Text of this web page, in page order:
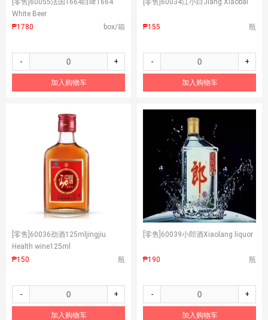
[零售] 60055法国1664白啤1664
White Beer
₱1780
box/箱
- +
加入购物车
[零售] 60034江小白Jiang Xiaobai
₱155 瓶
- +
加入购物车
[零售] 60036劲酒125mljingjiu
Health wine125ml
₱150
瓶
- +
加入购物车
[零售] 60039小郎酒Xiaolang liquor
₱190 瓶
- +
加入购物车